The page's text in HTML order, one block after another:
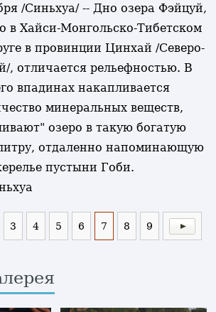
/Синьхуа/ -- Дно озера Фэйцуй,
в Хайси-Монгольско-Тибетском
в провинции Цинхай /Северо-
, отличается рельефностью. В
впадинах накапливается
минеральных веществ,
озеро в такую богатую
отдаленно напоминающую
пустыни Гоби.
3 4 5 6 7 8 9